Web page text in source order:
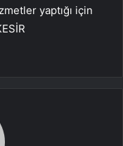
yaptığı için